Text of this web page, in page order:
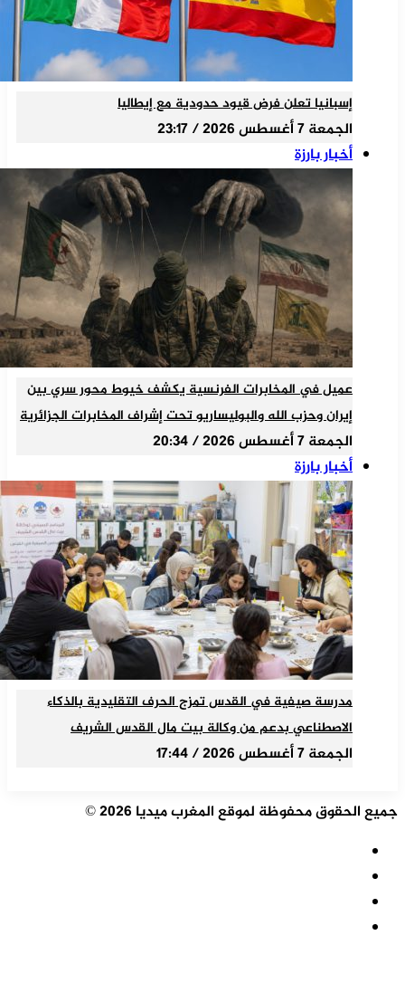
إسبانيا تعلن فرض قيود حدودية مع إيطاليا
الجمعة 7 أغسطس 2026 / 23:17
أخبار بارزة
عميل في المخابرات الفرنسية يكشف خيوط محور سري بين
إيران وحزب الله والبوليساريو تحت إشراف المخابرات الجزائرية
الجمعة 7 أغسطس 2026 / 20:34
أخبار بارزة
مدرسة صيفية في القدس تمزج الحرف التقليدية بالذكاء
الاصطناعي بدعم من وكالة بيت مال القدس الشريف
الجمعة 7 أغسطس 2026 / 17:44
جميع الحقوق محفوظة لموقع المغرب ميديا 2026 ©